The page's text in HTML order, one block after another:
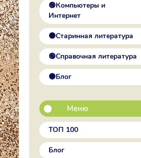
🟢Компьютеры и
Интернет
🟠Старинная литература
🟢Справочная литература
🟠Блог
Меню
ТОП 100
Блог